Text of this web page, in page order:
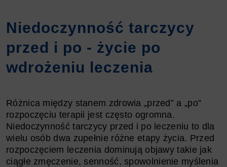
Niedoczynność tarczycy
przed i po - życie po
wdrożeniu leczenia
Różnica między stanem zdrowia „przed” a „po”
rozpoczęciu terapii jest często ogromna.
Niedoczynność tarczycy przed i po leczeniu to dla
wielu osób dwa zupełnie różne etapy życia. Przed
rozpoczęciem leczenia dominują objawy takie jak
ciągłe zmęczenie, senność, spowolnienie myślenia